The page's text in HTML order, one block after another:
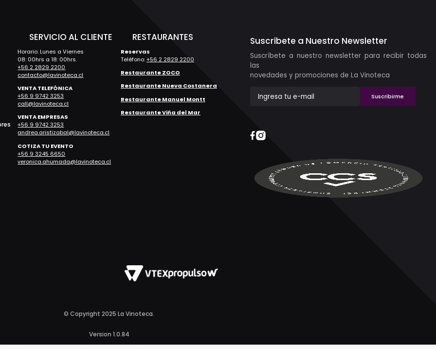
SERVICIO AL CLIENTE
Horario: Lunes a Viernes
08: 00hrs a 18: 00hrs.
+56 2 2829 2200
contacto@lavinoteca.cl
VENTA TELEFÓNICA
+56 9 9742 3253
call@lavinoteca.cl
VENTA EMPRESAS
+56 9 9742 3253
andrea.aristizabal@lavinoteca.cl
COTIZA TU EVENTO
+56 9 3245 6650
veronica.ahumada@lavinoteca.cl
RESTAURANTES
Reservas
Teléfono:+56 2 2829 2200
Restaurante ZOCO
Restaurante Nueva Costanera
Restaurante Manuel Montt
Restaurante Viña del Mar
Suscribete a Nuestro Newsletter
Suscríbete a nuestro newsletter para recibir todas
las
novedades y promociones de La Vinoteca
Suscribirme
© Copyright 2025 La Vinoteca.
Version 1.0.84